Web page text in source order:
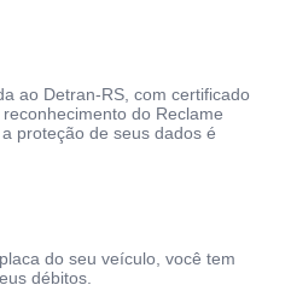
ao Detran-RS, com certificado
do Reclame
proteção de seus dados é
do seu veículo, você tem
débitos.